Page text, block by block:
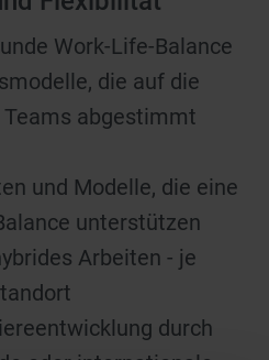
Work-Life-Balance
die auf die
abgestimmt
und Modelle, die eine
unterstützen
Arbeiten - je
durch